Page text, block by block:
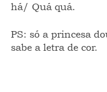
há/ Quá quá.
PS: só a princesa
sabe a letra de cor.